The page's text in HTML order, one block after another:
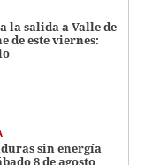
la salida a Valle de
de este viernes:
sin energía
8 de agosto